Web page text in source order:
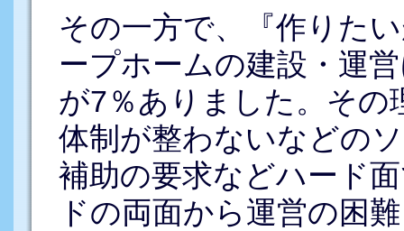
その一方で、『作りた
ープホームの建設・運
が7％ありました。そ
体制が整わないなどの
補助の要求などハード
ドの両面から運営の困